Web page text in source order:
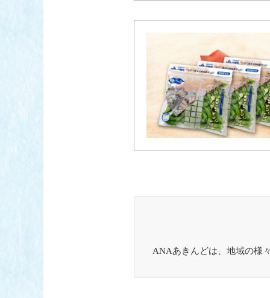
ANAあきんどは、地域の様